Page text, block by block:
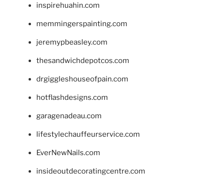
inspirehuahin.com
memmingerspainting.com
jeremypbeasley.com
thesandwichdepotcos.com
drgiggleshouseofpain.com
hotflashdesigns.com
garagenadeau.com
lifestylechauffeurservice.com
EverNewNails.com
insideoutdecoratingcentre.com